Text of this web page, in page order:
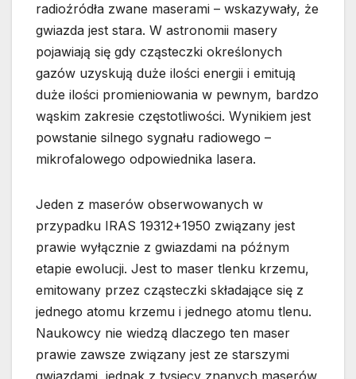
radioźródła zwane maserami – wskazywały, że
gwiazda jest stara. W astronomii masery
pojawiają się gdy cząsteczki określonych
gazów uzyskują duże ilości energii i emitują
duże ilości promieniowania w pewnym, bardzo
wąskim zakresie częstotliwości. Wynikiem jest
powstanie silnego sygnału radiowego –
mikrofalowego odpowiednika lasera.
Jeden z maserów obserwowanych w
przypadku IRAS 19312+1950 związany jest
prawie wyłącznie z gwiazdami na późnym
etapie ewolucji. Jest to maser tlenku krzemu,
emitowany przez cząsteczki składające się z
jednego atomu krzemu i jednego atomu tlenu.
Naukowcy nie wiedzą dlaczego ten maser
prawie zawsze związany jest ze starszymi